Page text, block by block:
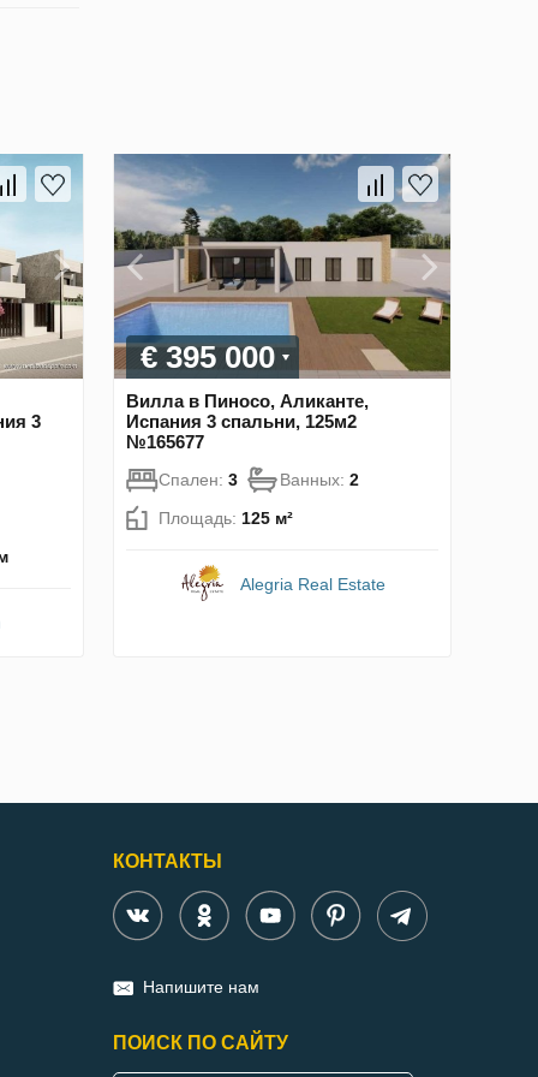
3
€ 395 000
Вилла в Пиносо, Аликанте,
Испания 3 спальни, 125м2
№165677
Спален: 3 Ванных: 2
Площадь: 125 м²
Alegria Real Estate
КОНТАКТЫ
Напишите нам
ПОИСК ПО САЙТУ